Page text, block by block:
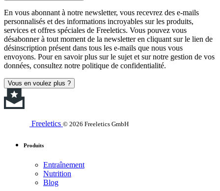
En vous abonnant à notre newsletter, vous recevrez des e-mails
personnalisés et des informations incroyables sur les produits,
services et offres spéciales de Freeletics. Vous pouvez vous
désabonner à tout moment de la newsletter en cliquant sur le lien de
désinscription présent dans tous les e-mails que nous vous
envoyons. Pour en savoir plus sur le sujet et sur notre gestion de vos
données, consultez notre politique de confidentialité.
Vous en voulez plus ?
Freeletics © 2026 Freeletics GmbH
Produits
Entraînement
Nutrition
Blog